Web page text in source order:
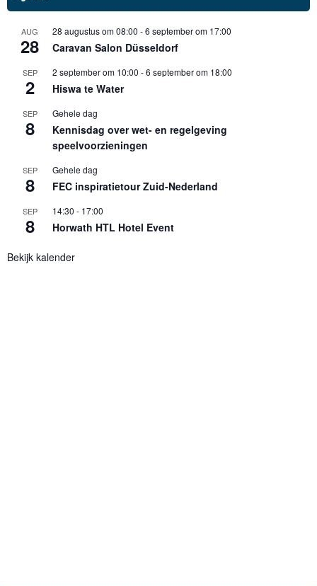
AUG
28
28 augustus om 08:00 -6 september om 17:00
Caravan Salon Düsseldorf
SEP
2
2 september om 10:00 -6 september om 18:00
Hiswa te Water
SEP
8
Gehele dag
Kennisdag over wet- en regelgeving
speelvoorzieningen
SEP
8
Gehele dag
FEC inspiratietour Zuid-Nederland
SEP
8
14:30 - 17:00
Horwath HTL Hotel Event
Bekijk kalender